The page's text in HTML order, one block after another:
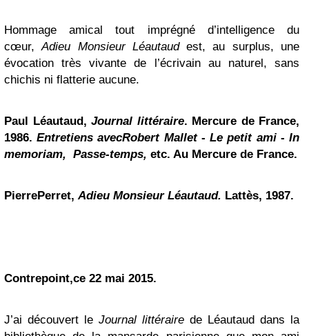
Hommage amical tout imprégné d’intelligence du
cœur,Adieu Monsieur Léautaudest, au surplus, une
évocation très vivante de l’écrivain au naturel, sans
chichis ni flatterie aucune.
Paul Léautaud, Journal littéraire. Mercure de France,
1986.Entretiens avecRobert Mallet -Le petit ami -In
memoriam, Passe-temps, etc. Au Mercure de France.
PierrePerret,Adieu Monsieur Léautaud. Lattès, 1987.
Contrepoint,ce 22 mai 2015.
J’ai découvert le Journal littéraire de Léautaud dans la